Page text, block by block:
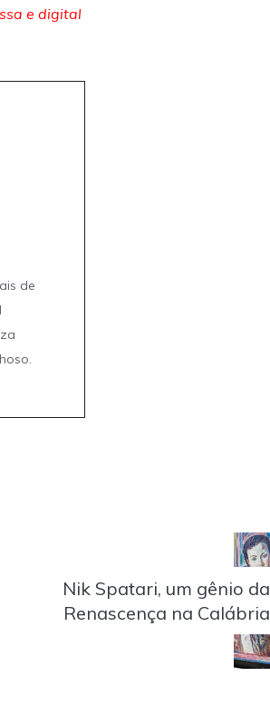
e digital
de
Nik Spatari, um gênio da
Renascença na Calábria